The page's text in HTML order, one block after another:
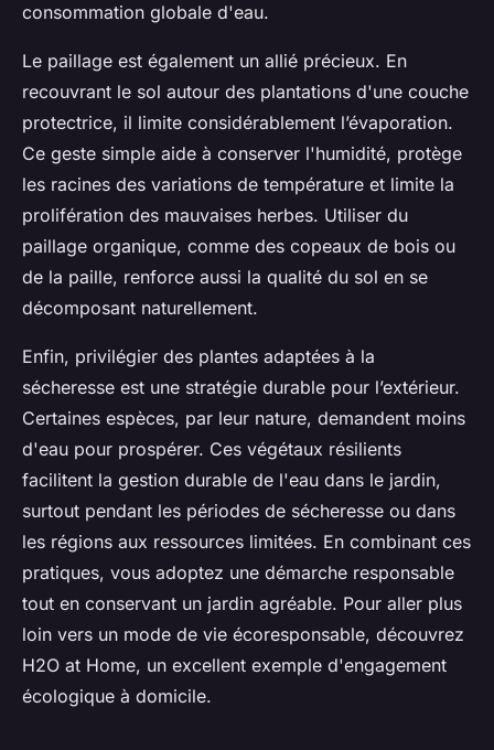
consommation globale d'eau.
Le paillage est également un allié précieux. En
recouvrant le sol autour des plantations d'une couche
protectrice, il limite considérablement l’évaporation.
Ce geste simple aide à conserver l'humidité, protège
les racines des variations de température et limite la
prolifération des mauvaises herbes. Utiliser du
paillage organique, comme des copeaux de bois ou
de la paille, renforce aussi la qualité du sol en se
décomposant naturellement.
Enfin, privilégier des plantes adaptées à la
sécheresse est une stratégie durable pour l’extérieur.
Certaines espèces, par leur nature, demandent moins
d'eau pour prospérer. Ces végétaux résilients
facilitent la gestion durable de l'eau dans le jardin,
surtout pendant les périodes de sécheresse ou dans
les régions aux ressources limitées. En combinant ces
pratiques, vous adoptez une démarche responsable
tout en conservant un jardin agréable. Pour aller plus
loin vers un mode de vie écoresponsable, découvrez
H2O at Home, un excellent exemple d'engagement
écologique à domicile.